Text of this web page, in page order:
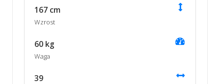
167 cm
Wzrost
60 kg
Waga
39